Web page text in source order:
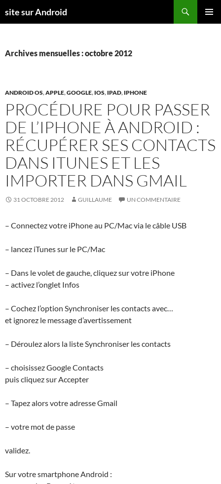
ausite sur Android
Archives mensuelles : octobre 2012
ANDROID OS,APPLE,GOOGLE, IOS, IPAD, IPHONE
PROCÉDURE POUR PASSER
DE L’IPHONE À ANDROID :
RÉCUPÉRER SES CONTACTS
DANS ITUNES ET LES
IMPORTER DANS GMAIL
31 OCTOBRE 2012 GUILLAUME UN COMMENTAIRE
– Connectez votre iPhone au PC/Mac via le câble USB
– lancez iTunes sur le PC/Mac
– Dans le volet de gauche, cliquez sur votre iPhone
– activez l’onglet Infos
– Cochez l’option Synchroniser les contacts avec…
et ignorez le message d’avertissement
– Déroulez alors la liste Synchroniser les contacts
– choisissez Google Contacts
puis cliquez sur Accepter
– Tapez alors votre adresse Gmail
– votre mot de passe
validez.
Sur votre smartphone Android :